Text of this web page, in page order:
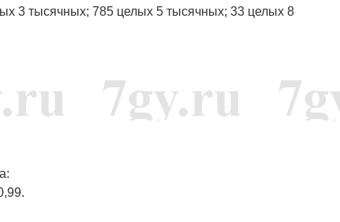
3 тысячных; 785 целых 5 тысячных; 33 целых 8